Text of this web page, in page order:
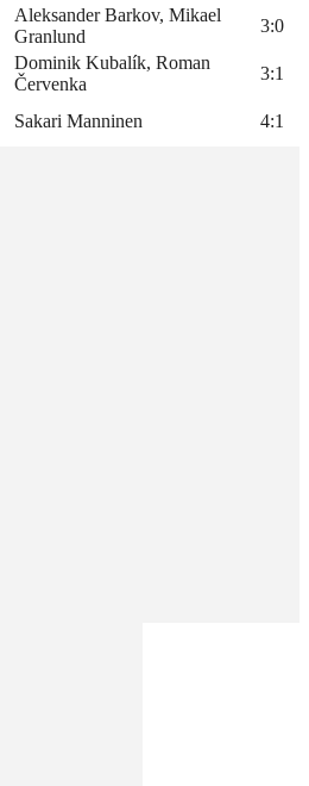
Aleksander Barkov, Mikael
Granlund
3:0
Dominik Kubalík, Roman
Červenka
3:1
Sakari Manninen 4:1